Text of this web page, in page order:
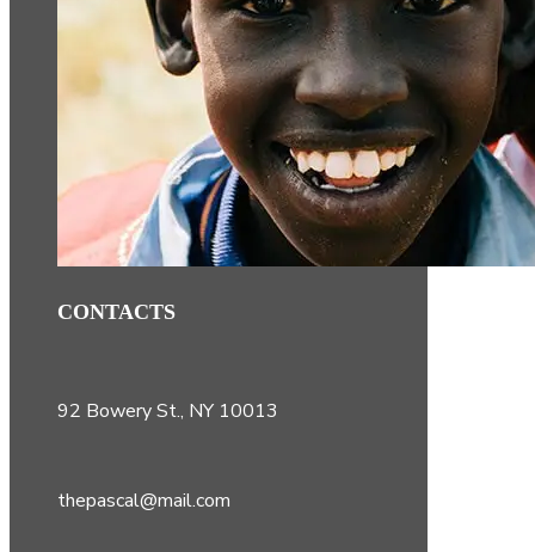
CONTACTS
92 Bowery St., NY 10013
thepascal@mail.com